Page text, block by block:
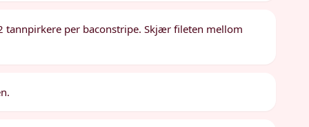
tannpirkere per baconstripe. Skjær fileten mellom